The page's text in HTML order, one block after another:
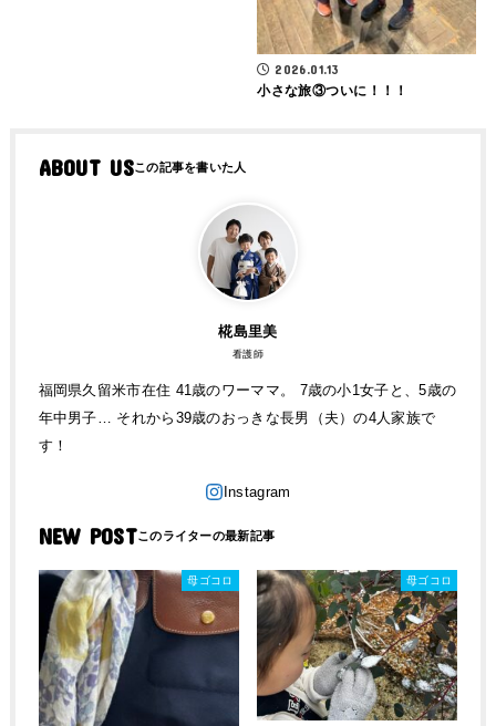
2026.01.13
小さな旅③ついに！！！
ABOUT US
椛島里美
看護師
福岡県久留米市在住 41歳のワーママ。 7歳の小1女子と、5歳の
年中男子… それから39歳のおっきな長男（夫）の4人家族で
す！
NEW POST
母ゴコロ 母ゴコロ